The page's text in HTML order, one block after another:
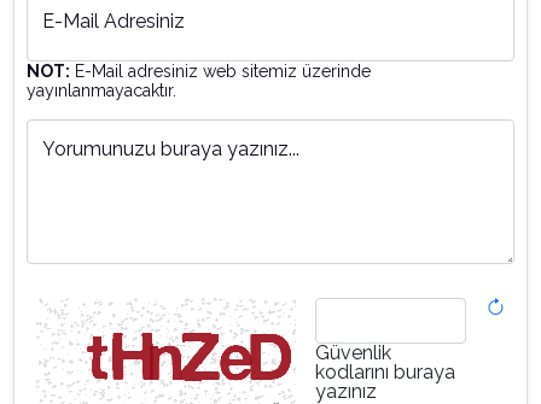
E-Mail Adresiniz
NOT: E-Mail adresiniz web sitemiz üzerinde
yayınlanmayacaktır.
Yorumunuzu buraya yazınız...
Güvenlik
kodlarını buraya
yazınız